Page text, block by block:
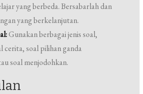
yang berbeda. Bersabarlah dan
yang berkelanjutan.
Gunakan berbagai jenis soal,
cerita, soal pilihan ganda
soal menjodohkan.